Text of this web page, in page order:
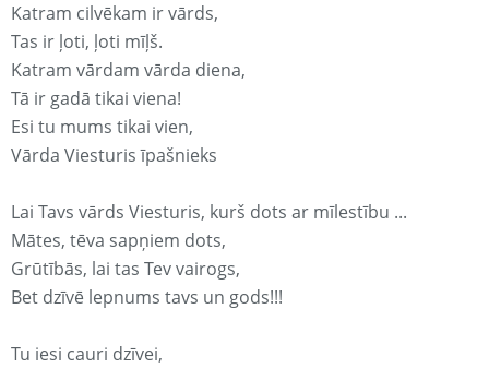
Katram cilvēkam ir vārds,
Tas ir ļoti, ļoti mīļš.
Katram vārdam vārda diena,
Tā ir gadā tikai viena!
Esi tu mums tikai vien,
Vārda Viesturis īpašnieks
Lai Tavs vārds Viesturis, kurš dots ar mīlestību ...
Mātes, tēva sapņiem dots,
Grūtībās, lai tas Tev vairogs,
Bet dzīvē lepnums tavs un gods!!!
Tu iesi cauri dzīvei,